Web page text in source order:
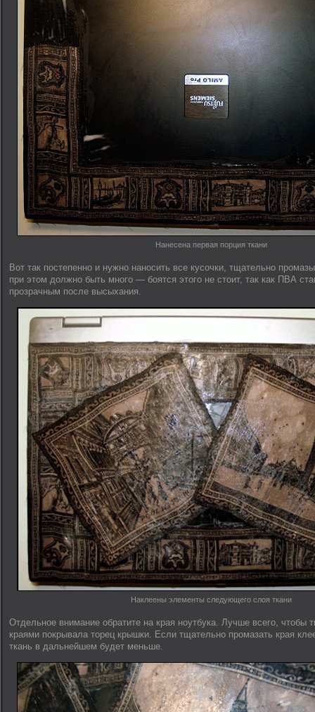
Нанесена первая порция ткани
Вот так постепенно и нужно наносить все кусочки, тщательно
при этом должно быть много — боятся этого не стоит, так как ПВА
прозрачным после высыхания.
Наклеены элементы следующего слоя ткани
Отдельное внимание обратите на края ноутбука. Лучше всего, чтобы
краями покрывала торец крышки. Если тщательно промазать края
ткань в дальнейшем будет меньше.